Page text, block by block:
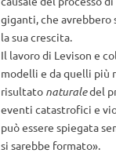
giganti, che
la sua crescita.
Il lavoro di Levison e
modelli e da quelli più
risultato naturaledel
eventi catastrofici e
può essere spiegata
si sarebbe formato».